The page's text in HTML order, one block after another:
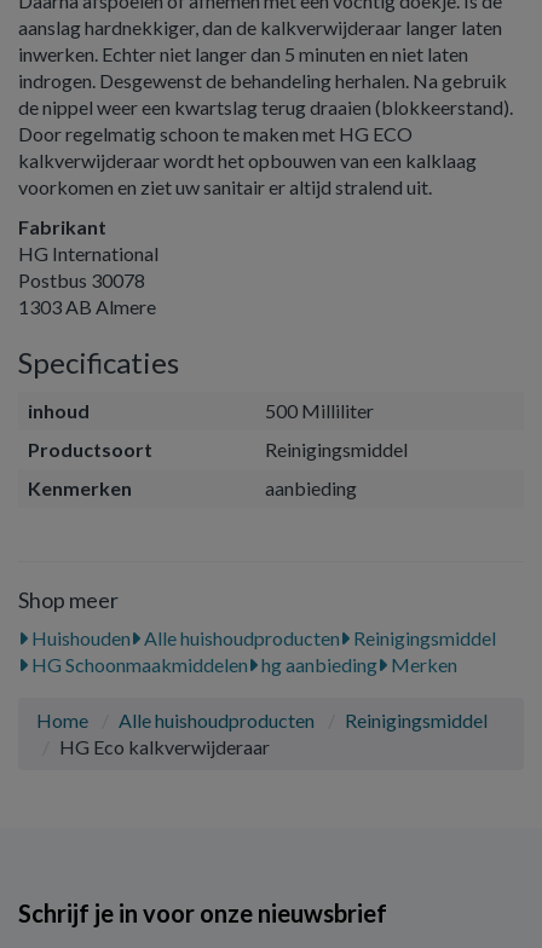
aanslag hardnekkiger, dan de kalkverwijderaar langer laten
inwerken. Echter niet langer dan 5 minuten en niet laten
indrogen. Desgewenst de behandeling herhalen. Na gebruik
de nippel weer een kwartslag terug draaien (blokkeerstand).
Door regelmatig schoon te maken met HG ECO
kalkverwijderaar wordt het opbouwen van een kalklaag
voorkomen en ziet uw sanitair er altijd stralend uit.
Fabrikant
HG International
Postbus 30078
1303 AB Almere
Specificaties
inhoud
500 Milliliter
Productsoort
Reinigingsmiddel
Kenmerken
aanbieding
Shop meer
Huishouden Alle huishoudproducten
Reinigingsmiddel
HG Schoonmaakmiddelen
hg aanbieding Merken
Home Alle huishoudproducten
Reinigingsmiddel
HG Eco kalkverwijderaar
Schrijf je in voor onze nieuwsbrief